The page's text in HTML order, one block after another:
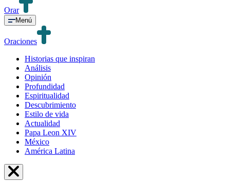
Orar
Menú
Oraciones
Historias que inspiran
Análisis
Opinión
Profundidad
Espiritualidad
Descubrimiento
Estilo de vida
Actualidad
Papa Leon XIV
México
América Latina